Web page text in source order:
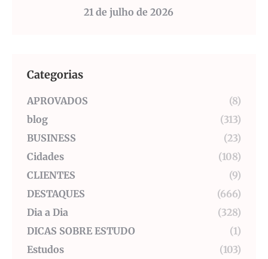
21 de julho de 2026
Categorias
APROVADOS
(8)
blog
(313)
BUSINESS
(23)
Cidades
(108)
CLIENTES
(9)
DESTAQUES
(666)
Dia a Dia
(328)
DICAS SOBRE ESTUDO
(1)
Estudos
(103)